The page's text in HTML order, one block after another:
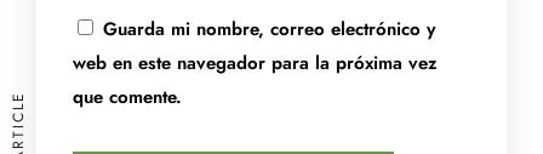
Guarda mi nombre, correo electrónico y
web en este navegador para la próxima vez
que comente.